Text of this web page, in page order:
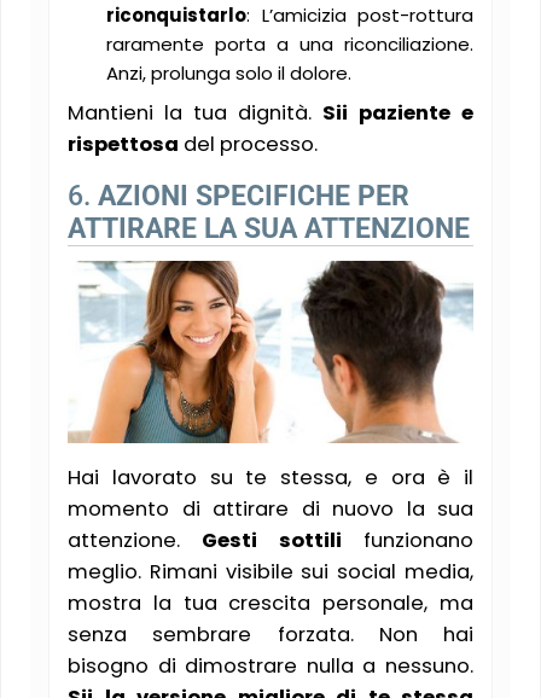
riconquistarlo: L’amicizia post-rottura
raramente porta a una riconciliazione.
Anzi, prolunga solo il dolore.
Mantieni la tua dignità. Sii paziente e
rispettosa del processo.
6. AZIONI SPECIFICHE PER
ATTIRARE LA SUA ATTENZIONE
Hai lavorato su te stessa, e ora è il
momento di attirare di nuovo la sua
attenzione. Gesti sottili funzionano
meglio. Rimani visibile sui social media,
mostra la tua crescita personale, ma
senza sembrare forzata. Non hai
bisogno di dimostrare nulla a nessuno.